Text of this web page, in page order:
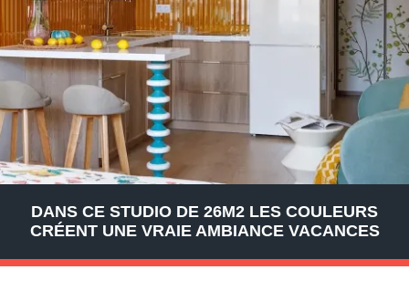
DANS CE STUDIO DE 26M2 LES COULEURS
CRÉENT UNE VRAIE AMBIANCE VACANCES